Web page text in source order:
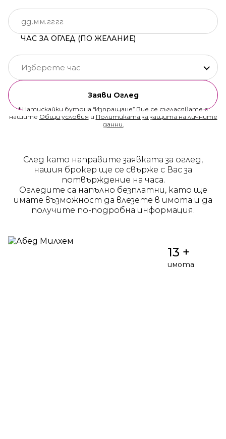
ЧАС ЗА ОГЛЕД (ПО ЖЕЛАНИЕ)
Изберете час
Заяви Оглед
* Натискайки бутона “Изпращане” Вие се съгласявате с
нашите Общи условия и Политиката за защита на личните
данни.
След като направите заявката за оглед,
нашия брокер ще се свърже с Вас за
потвърждение на часа.
Огледите са напълно безплатни, като ще
имате възможност да влезете в имота и да
получите по-подробна информация.
13 +
имота